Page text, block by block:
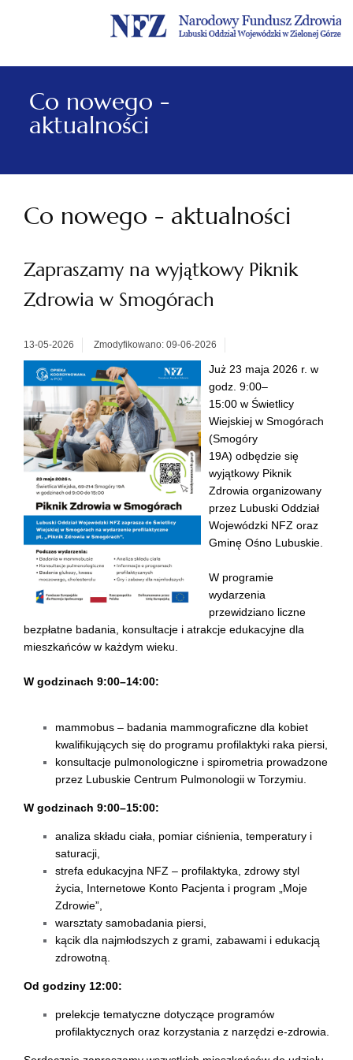
Menu
główne
Menu
lewe
Treść
główna
Szukaj
w
serwisie
Stopka
Co nowego -
aktualności
Co nowego - aktualności
Zapraszamy na wyjątkowy Piknik
Zdrowia w Smogórach
13-05-2026 Zmodyfikowano: 09-06-2026
Już 23 maja 2026 r. w
godz. 9:00–
15:00 w Świetlicy
Wiejskiej w Smogórach
(Smogóry
19A) odbędzie się
wyjątkowy Piknik
Zdrowia organizowany
przez Lubuski Oddział
Wojewódzki NFZ oraz
Gminę Ośno Lubuskie.
W programie
wydarzenia
przewidziano liczne
bezpłatne badania, konsultacje i atrakcje edukacyjne dla
mieszkańców w każdym wieku.
W godzinach 9:00–14:00:
mammobus – badania mammograficzne dla kobiet
kwalifikujących się do programu profilaktyki raka piersi,
konsultacje pulmonologiczne i spirometria prowadzone
przez Lubuskie Centrum Pulmonologii w Torzymiu.
W godzinach 9:00–15:00:
analiza składu ciała, pomiar ciśnienia, temperatury i
saturacji,
strefa edukacyjna NFZ – profilaktyka, zdrowy styl
życia, Internetowe Konto Pacjenta i program „Moje
Zdrowie”,
warsztaty samobadania piersi,
kącik dla najmłodszych z grami, zabawami i edukacją
zdrowotną.
Od godziny 12:00:
prelekcje tematyczne dotyczące programów
profilaktycznych oraz korzystania z narzędzi e-zdrowia.